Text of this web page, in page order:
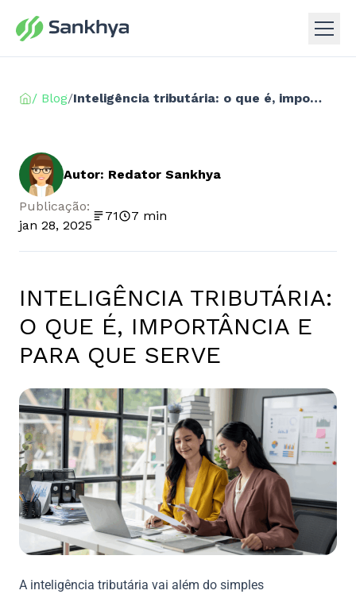
/ Blog/ Inteligência tributária: o que é, importância e para que serve
Autor: Redator Sankhya
Publicação:
jan 28, 2025
71 7 min
INTELIGÊNCIA TRIBUTÁRIA:
O QUE É, IMPORTÂNCIA E
PARA QUE SERVE
A inteligência tributária vai além do simples